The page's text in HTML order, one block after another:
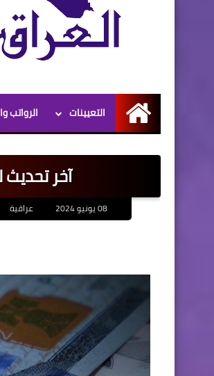
الرئيسية
التعيينات الرواتب
آخر
عراقية